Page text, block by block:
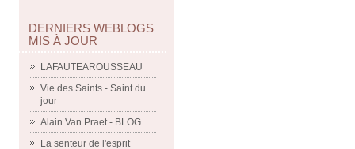
DERNIERS WEBLOGS
MIS À JOUR
LAFAUTEAROUSSEAU
Vie des Saints - Saint du
jour
Alain Van Praet - BLOG
La senteur de l'esprit